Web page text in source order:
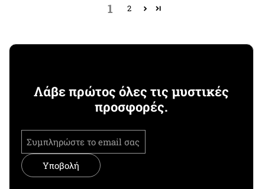
1 2
Λάβε πρώτος όλες τις μυστικές
προσφορές.
Υποβολή